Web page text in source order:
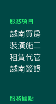
服務項目
越南買房
裝潢施工
租賃代管
越南簽證
服務據點